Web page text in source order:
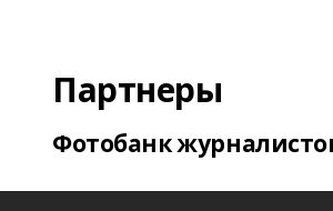
Партнеры
Фотобанк